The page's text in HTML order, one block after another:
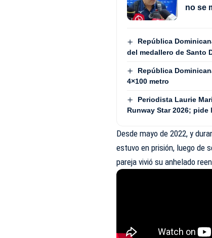
no se
República
del medallero de Santo
República
4×100 metro
Periodista Laurie
Runway Star 2026;
Desde mayo de 2022, y
estuvo en prisión, luego de
pareja vivió su anhelado